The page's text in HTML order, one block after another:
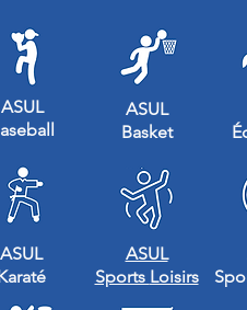
ASUL
Basket
ASUL
Sports Loisirs
ASUL
ASUL